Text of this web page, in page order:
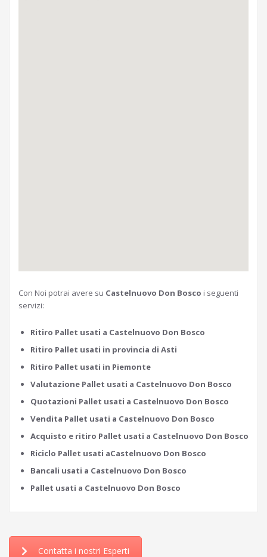
Con Noi potrai avere su Castelnuovo Don Bosco i seguenti
servizi:
Ritiro Pallet usati a Castelnuovo Don Bosco
Ritiro Pallet usati in provincia di Asti
Ritiro Pallet usati in Piemonte
Valutazione Pallet usati a Castelnuovo Don Bosco
Quotazioni Pallet usati a Castelnuovo Don Bosco
Vendita Pallet usati a Castelnuovo Don Bosco
Acquisto e ritiro Pallet usati a Castelnuovo Don Bosco
Riciclo Pallet usati aCastelnuovo Don Bosco
Bancali usati a Castelnuovo Don Bosco
Pallet usati a Castelnuovo Don Bosco
Contatta i nostri Esperti